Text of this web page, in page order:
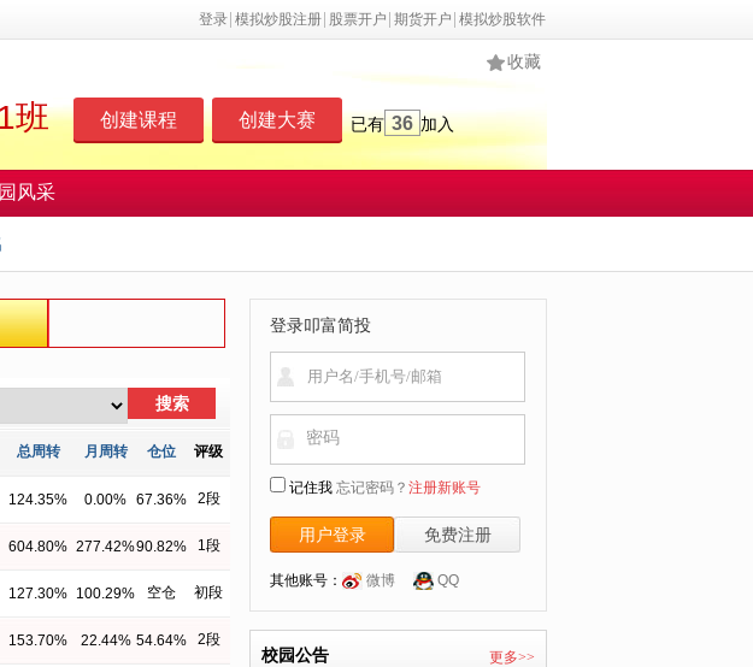
登录 模拟炒股注册 股票开户 期货开户 模拟炒股软件
班
收藏
创建课程 创建大赛 已有 36 加入
风采
搜索
总周转 月周转 仓位 评级
124.35% 0.00% 67.36% 2段
604.80% 277.42%90.82% 1段
127.30% 100.29% 空仓 初段
153.70% 22.44% 54.64% 2段
登录叩富简投
密码
记住我 忘记密码？ 注册新账号
其他账号： 微博 QQ
校园公告 更多>>